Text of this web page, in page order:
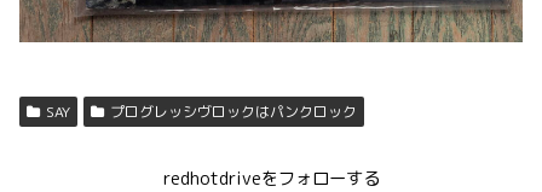
SAY プログレッシヴロックはパンクロック
redhotdriveをフォローする